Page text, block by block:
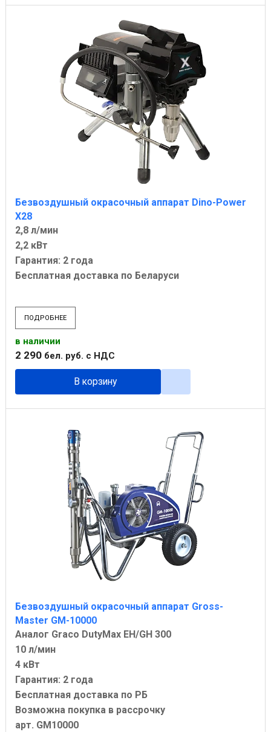
Безвоздушный окрасочный аппарат Dino-Power
X28
2,8 л/мин
2,2 кВт
Гарантия: 2 года
Бесплатная доставка по Беларуси
ПОДРОБНЕЕ
в наличии
2 290 бел. руб. с НДС
В корзину
Безвоздушный окрасочный аппарат Gross-
Master GM-10000
Аналог Graco DutyMax EH/GH 300
10 л/мин
4 кВт
Гарантия: 2 года
Бесплатная доставка по РБ
Возможна покупка в рассрочку
арт. GM10000